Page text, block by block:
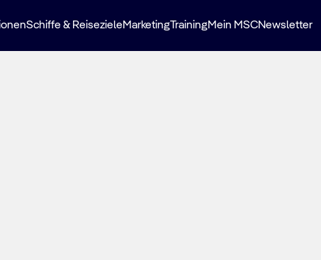
Schiffe & ReisezieleMarketingTrainingMein MSCNewsletter